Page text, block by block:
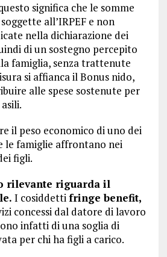
significa che le somme
all’IRPEF e non
nella dichiarazione dei
di un sostegno percepito
famiglia, senza trattenute
si affianca il Bonus nido,
alle spese sostenute per
il peso economico di uno dei
le famiglie affrontano nei
figli.
rilevante riguarda il
I cosiddettifringe benefit,
concessi dal datore di lavoro
infatti di una soglia di
per chi ha figli a carico.